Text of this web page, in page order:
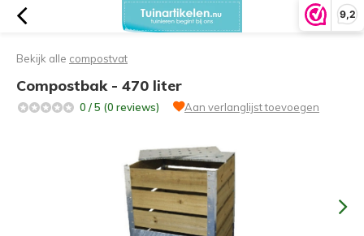
9,2
Bekijk alle compostvat
Compostbak - 470 liter
0 / 5 (0 reviews) Aan verlanglijst toevoegen